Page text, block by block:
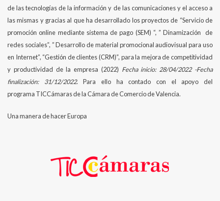
de las tecnologías de la información y de las comunicaciones y el acceso a
las mismas y gracias al que ha desarrollado los proyectos de “Servicio de
promoción online mediante sistema de pago (SEM) “, ” Dinamización de
redes sociales”, ” Desarrollo de material promocional audiovisual para uso
en Internet”, “Gestión de clientes (CRM)”, para la mejora de competitividad
y productividad de la empresa (2022) Fecha inicio: 28/04/2022 -Fecha
finalización: 31/12/2022. Para ello ha contado con el apoyo del
programa TICCámaras de la Cámara de Comercio de Valencia.
Una manera de hacer Europa